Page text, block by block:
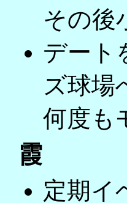
その後
デート
ズ球場
何度も
霞
定期イ